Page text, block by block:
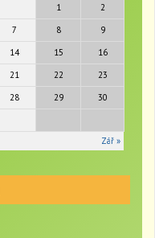
1
2
7 8
9
14 15
16
21 22
23
28 29
30
Zář »